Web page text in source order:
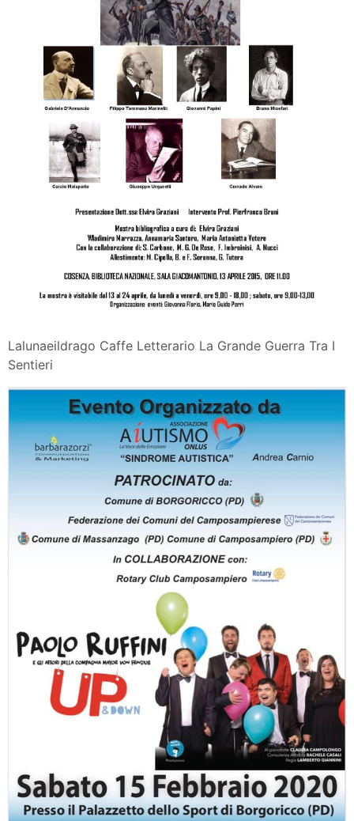
Lalunaeildrago Caffe Letterario La Grande Guerra Tra I
Sentieri